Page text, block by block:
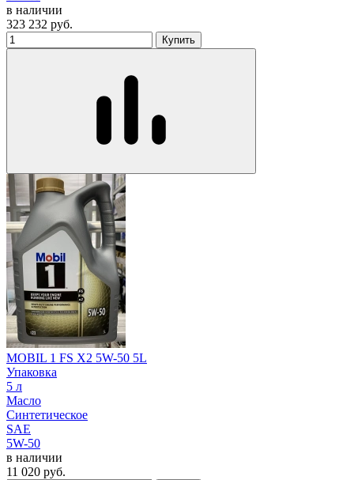
в наличии
323 232 руб.
Купить
MOBIL 1 FS X2 5W-50 5L
Упаковка
5 л
Масло
Синтетическое
SAE
5W-50
в наличии
11 020 руб.